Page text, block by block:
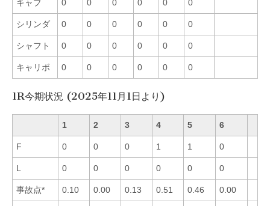
キャブ 0 0 0 0 0 0
シリンダ 0 0 0 0 0 0
シャフト 0 0 0 0 0 0
キャリボ 0 0 0 0 0 0
1R今期状況 (2025年11月1日より)
1 2 3 4 5 6
F 0 0 0 1 1 0
L 0 0 0 0 0 0
事故点* 0.10 0.00 0.13 0.51 0.46 0.00